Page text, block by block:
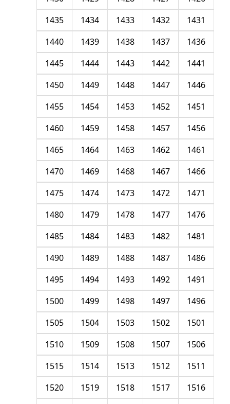
1431
1432
1433
1434
1435
1436
1437
1438
1439
1440
1441
1442
1443
1444
1445
1446
1447
1448
1449
1450
1451
1452
1453
1454
1455
1456
1457
1458
1459
1460
1461
1462
1463
1464
1465
1466
1467
1468
1469
1470
1471
1472
1473
1474
1475
1476
1477
1478
1479
1480
1481
1482
1483
1484
1485
1486
1487
1488
1489
1490
1491
1492
1493
1494
1495
1496
1497
1498
1499
1500
1501
1502
1503
1504
1505
1506
1507
1508
1509
1510
1511
1512
1513
1514
1515
1516
1517
1518
1519
1520